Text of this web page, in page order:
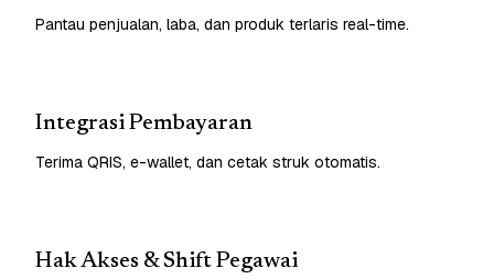
Pantau penjualan, laba, dan produk terlaris real-time.
Integrasi Pembayaran
Terima QRIS, e-wallet, dan cetak struk otomatis.
Hak Akses & Shift Pegawai